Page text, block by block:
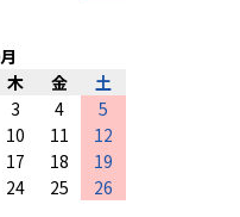
月
木 金
土
3 4
5
10 11
12
17 18
19
24 25
26